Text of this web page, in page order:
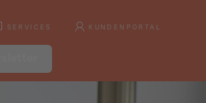
SERVICES KUNDENPORTAL